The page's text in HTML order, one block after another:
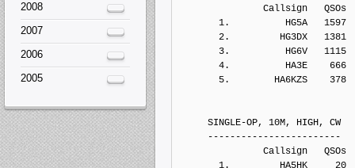
Callsign   QSOs  Points
1.          HG5A   1597
2.         HG3DX   1381
3.          HG6V   1115
4.          HA3E    666
5.        HA6KZS    378
SINGLE-OP, 10M, HIGH, CW
------------------------
Callsign   QSOs  Points
1.         HA5HK     20
2008
2007
2006
2005